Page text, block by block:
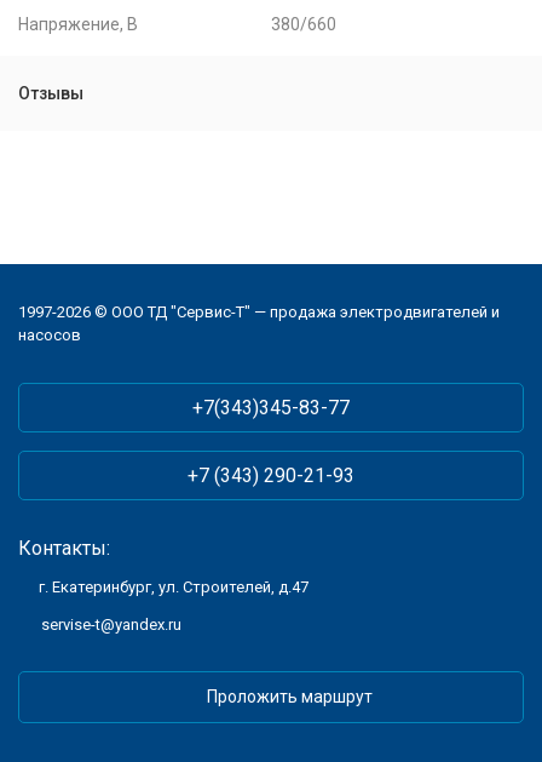
Напряжение, В 380/660
Отзывы
1997-2026 © ООО ТД "Сервис-Т" — продажа электродвигателей и
насосов
+7(343)345-83-77
+7 (343) 290-21-93
Контакты:
г. Екатеринбург, ул. Строителей, д.47
servise-t@yandex.ru
Проложить маршрут